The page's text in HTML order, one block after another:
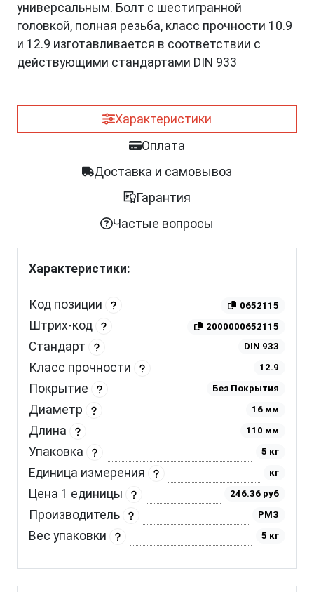
универсальным. Болт с шестигранной
головкой, полная резьба, класс прочности 10.9
и 12.9 изготавливается в соответствии с
действующими стандартами DIN 933
Характеристики
Оплата
Доставка и самовывоз
Гарантия
Частые вопросы
Характеристики:
Код позиции 0652115
Штрих-код 2000000652115
Стандарт DIN 933
Класс прочности 12.9
Покрытие Без Покрытия
Диаметр 16 мм
Длина 110 мм
Упаковка 5 кг
Единица измерения кг
Цена 1 единицы 246.36 руб
Производитель РМЗ
Вес упаковки 5 кг